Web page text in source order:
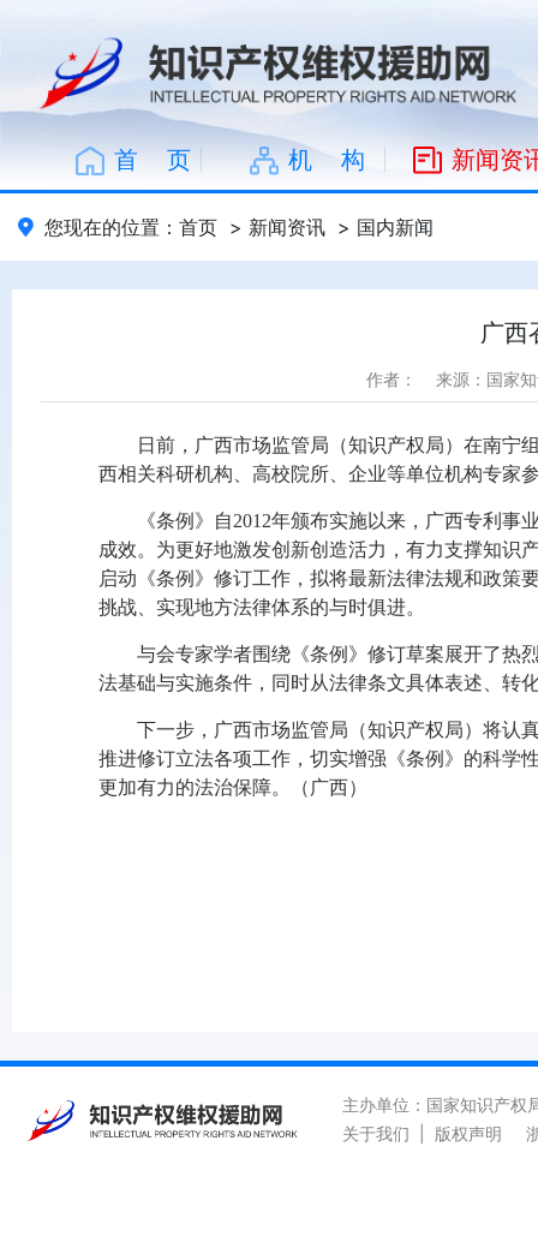
首 页 机 构 新闻资
您现在的位置： 首页 > 新闻资讯 > 国内新闻
广西
作者： 来源：国家
日前，广西市场监管局（知识产权局）在南宁
西相关科研机构、高校院所、企业等单位机构专家
《条例》自2012年颁布实施以来，广西专利
成效。为更好地激发创新创造活力，有力支撑知识
启动《条例》修订工作，拟将最新法律法规和政策
挑战、实现地方法律体系的与时俱进。
与会专家学者围绕《条例》修订草案展开了热
法基础与实施条件，同时从法律条文具体表述、转
下一步，广西市场监管局（知识产权局）将认
推进修订立法各项工作，切实增强《条例》的科学
更加有力的法治保障。（广西）
主办单位：国家知识产
关于我们
版权声明